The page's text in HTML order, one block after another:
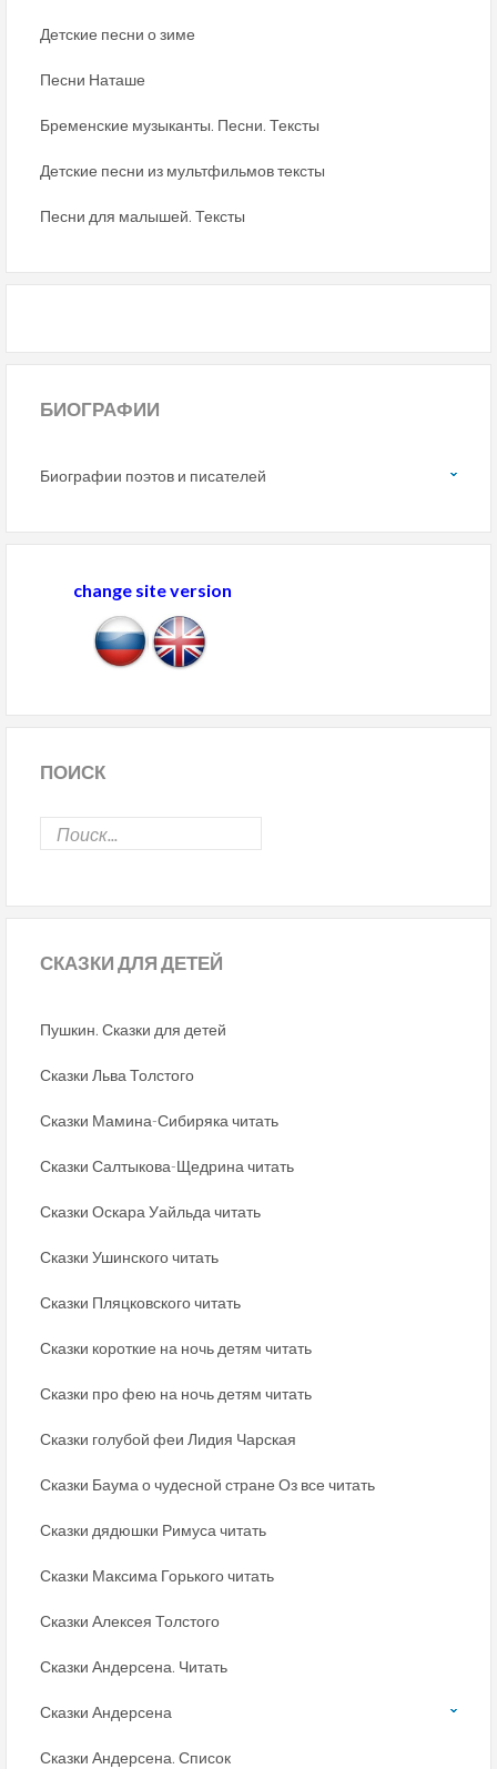
Детские песни о зиме
Песни Наташе
Бременские музыканты. Песни. Тексты
Детские песни из мультфильмов тексты
Песни для малышей. Тексты
БИОГРАФИИ
Биографии поэтов и писателей
change site version
ПОИСК
СКАЗКИДЛЯ ДЕТЕЙ
Пушкин. Сказки для детей
Сказки Льва Толстого
Сказки Мамина-Сибиряка читать
Сказки Салтыкова-Щедрина читать
Сказки Оскара Уайльда читать
Сказки Ушинского читать
Сказки Пляцковского читать
Сказки короткие на ночь детям читать
Сказки про фею на ночь детям читать
Сказки голубой феи Лидия Чарская
Сказки Баума о чудесной стране Оз все читать
Сказки дядюшки Римуса читать
Сказки Максима Горького читать
Сказки Алексея Толстого
Сказки Андерсена. Читать
Сказки Андерсена
Сказки Андерсена. Список